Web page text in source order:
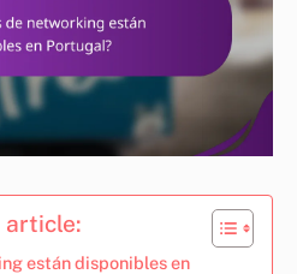
article:
están disponibles en